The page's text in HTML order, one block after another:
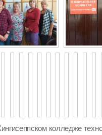
колледже